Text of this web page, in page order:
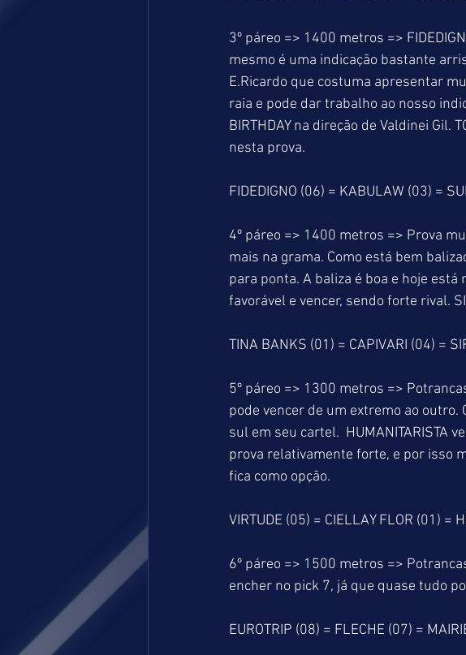
3º páreo => 1400 metros =>
mesmo é uma indicação bastante
E.Ricardo que costuma apresentar
raia e pode dar trabalho ao nosso
BIRTHDAY na direção de Valdinei Gil.
nesta prova.
FIDEDIGNO (06) = KABULAW (03) =
4º páreo => 1400 metros => Prova
mais na grama. Como está bem
para ponta. A baliza é boa e hoje
favorável e vencer, sendo forte rival.
TINA BANKS (01) = CAPIVARI (04) =
5º páreo => 1300 metros =>
pode vencer de um extremo ao outro.
sul em seu cartel.  HUMANITARISTA
prova relativamente forte, e por isso
fica como opção.
VIRTUDE (05) = CIELLAY FLOR (01) =
6º páreo => 1500 metros =>
encher no pick 7, já que quase tudo
EUROTRIP (08) = FLECHE (07) =